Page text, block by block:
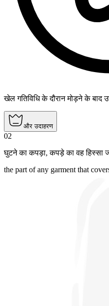
खेल गतिविधि के दौरान मोड़ने के
और उदाहरण
02
घुटने का कपड़ा,कपड़े का वह हिस्सा
the part of any garment that